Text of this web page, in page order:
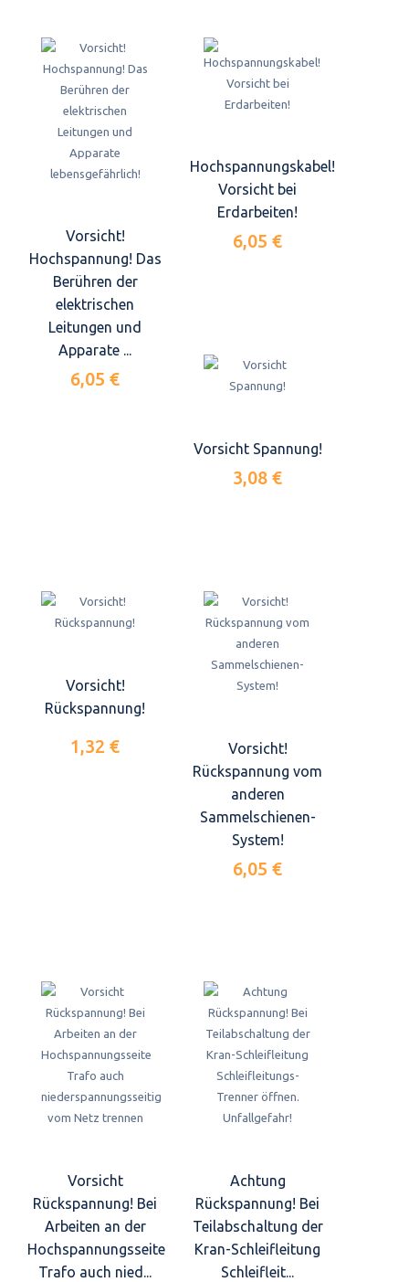
Vorsicht!
Hochspannung! Das
Berühren der
elektrischen
Leitungen und
Apparate ...
6,05 €
Hochspannungskabel!
Vorsicht bei
Erdarbeiten!
6,05 €
Vorsicht Spannung!
3,08 €
Vorsicht!
Rückspannung!
1,32 €
Vorsicht!
Rückspannung vom
anderen
Sammelschienen-
System!
6,05 €
Vorsicht
Rückspannung! Bei
Arbeiten an der
Hochspannungsseite
Trafo auch nied...
Achtung
Rückspannung! Bei
Teilabschaltung der
Kran-Schleifleitung
Schleifleit...